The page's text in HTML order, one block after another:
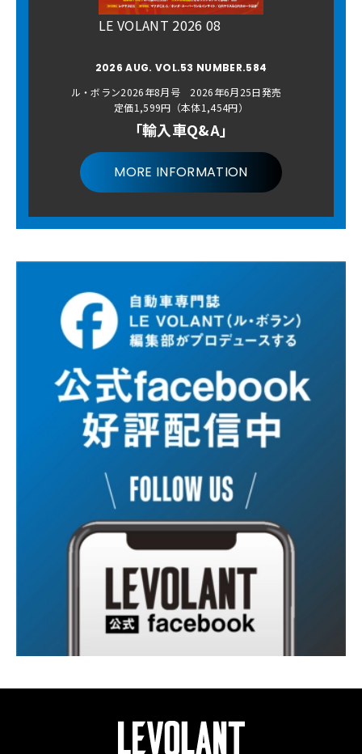
LE VOLANT 2026 08
2026 AUG. VOL.53 NUMBER.584
ル・ボラン2026年8月号 2026年6月25日発売
定価1,599円（本体1,454円）
「輸入車Q&A」
MORE INFORMATION